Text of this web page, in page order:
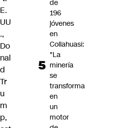
E.
UU
.,
Do
nal
d
Tr
u
m
p,
de
196
jóvenes
en
Collahuasi:
"La
minería
se
transforma
en
un
motor